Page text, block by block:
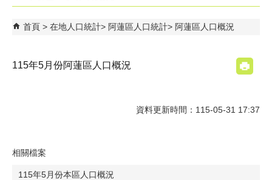
首頁 在地人口統計 阿蓮區人口統計 阿蓮區人口概況
115年5月份阿蓮區人口概況
資料更新時間：115-05-31 17:37
相關檔案
115年5月份本區人口概況